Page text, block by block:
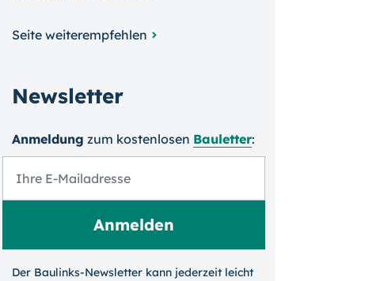
Seite weiterempfehlen
Newsletter
Anmeldung zum kosten­losen Bauletter:
Der Baulinks-Newsletter kann jeder­zeit leicht